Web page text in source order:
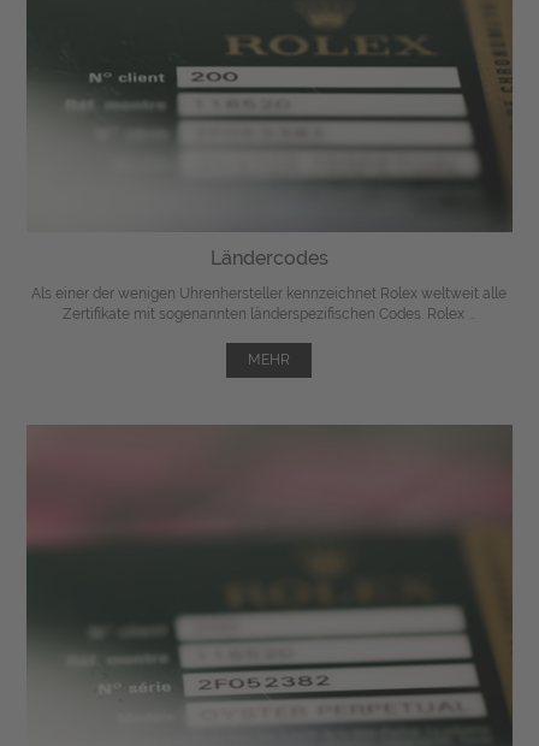
Ländercodes
Als einer der wenigen Uhrenhersteller kennzeichnet Rolex weltweit alle
Zertifikate mit sogenannten länderspezifischen Codes. Rolex ...
MEHR